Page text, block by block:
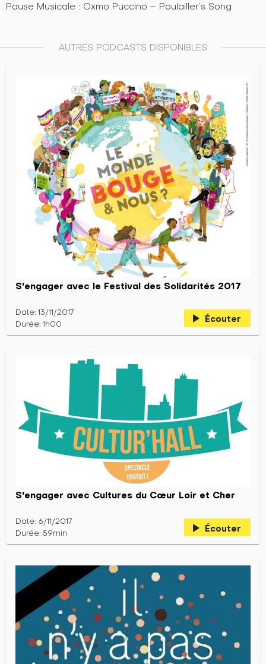
Pause Musicale : Oxmo Puccino – Poulailler’s Song
AUTRES PODCASTS DISPONIBLES
S'engager avec le Festival des Solidarités 2017
Date: 13/11/2017
Durée: 1h00
play_arrow Écouter
S'engager avec Cultures du Cœur Loir et Cher
Date: 6/11/2017
Durée: 59min
play_arrow Écouter